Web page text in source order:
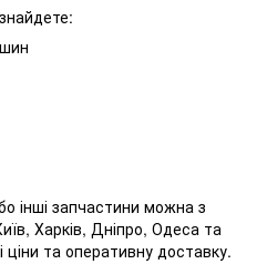
інші запчастини можна з
Харків, Дніпро, Одеса та
та оперативну доставку.